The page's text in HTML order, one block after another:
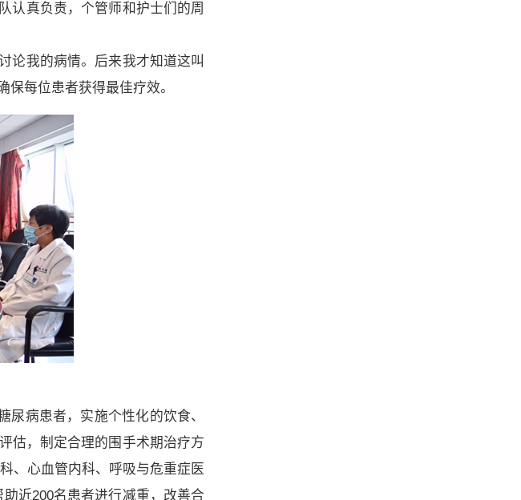
认真负责，个管师和护士们的周
论我的病情。后来我才知道这叫
每位患者获得最佳疗效。
病患者，实施个性化的饮食、
估，制定合理的围手术期治疗方
、心血管内科、呼吸与危重症医
近200名患者进行减重，改善合